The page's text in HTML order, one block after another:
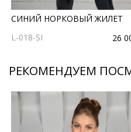
СИНИЙ НОРКОВЫЙ ЖИЛЕТ
L-018-SI
26
РЕКОМЕНДУЕМ